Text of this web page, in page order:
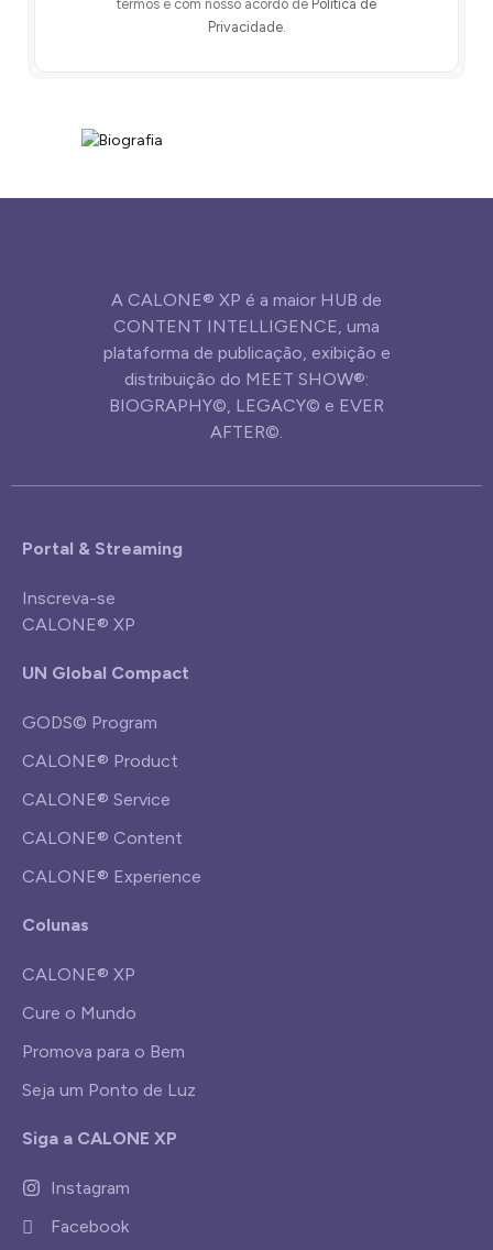
termos e com nosso acordo de Política de
Privacidade.
A CALONE® XP é a maior HUB de
CONTENT INTELLIGENCE, uma
plataforma de publicação, exibição e
distribuição do MEET SHOW®:
BIOGRAPHY©, LEGACY© e EVER
AFTER©.
Portal & Streaming
Inscreva-se
CALONE® XP
UN Global Compact
GODS© Program
CALONE® Product
CALONE® Service
CALONE® Content
CALONE® Experience
Colunas
CALONE® XP
Cure o Mundo
Promova para o Bem
Seja um Ponto de Luz
Siga a CALONE XP
Instagram
Facebook